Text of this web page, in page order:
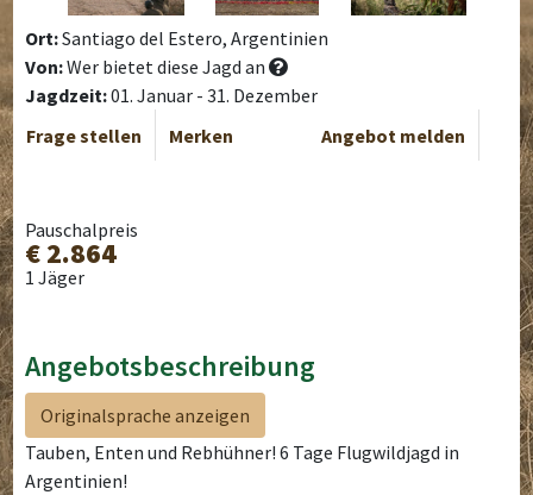
Ort:Santiago del Estero, Argentinien
Von:Wer bietet diese Jagd an
Jagdzeit:01. Januar - 31. Dezember
Frage stellen
Merken Angebot melden
Pauschalpreis
€ 2.864
1 Jäger
Angebotsbeschreibung
Originalsprache anzeigen
Tauben, Enten und Rebhühner! 6 Tage Flugwildjagd in
Argentinien!